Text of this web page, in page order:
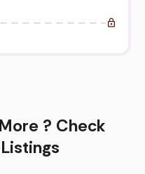
? Check